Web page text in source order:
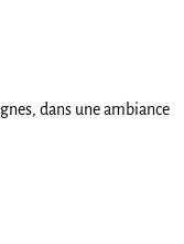
dans une ambiance